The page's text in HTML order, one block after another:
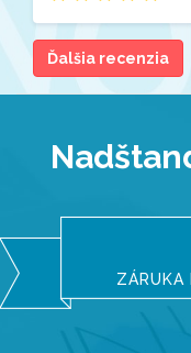
Ďalšia recenzia
ZÁRUKA